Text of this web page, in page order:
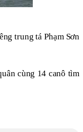
trung tá Phạm Sơn
cùng 14 canô tìm